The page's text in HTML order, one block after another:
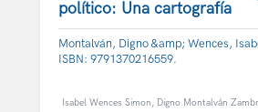
político: Una cartografía
Montalván, Digno &amp; Wences,
ISBN: 9791370216559.
Isabel Wences Simon, Digno Montalván